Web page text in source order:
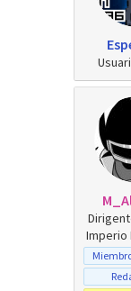
Imperio